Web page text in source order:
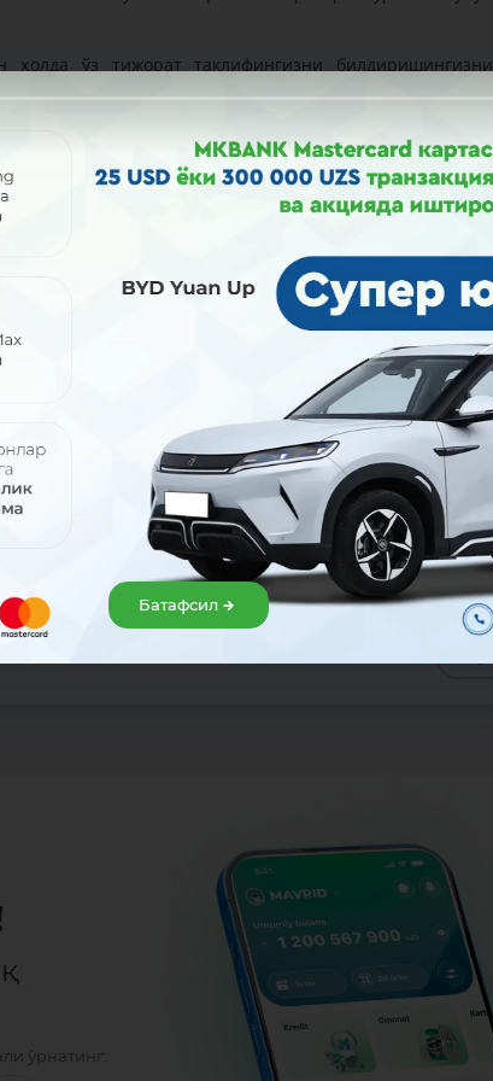
ўз тижорат таклифингизни билдиришингизни
АТБ, 100096, Тошкент ш. Амир Темур, 4. Тел.:
Юклаб олиш
ўрнатинг:
Батафсил